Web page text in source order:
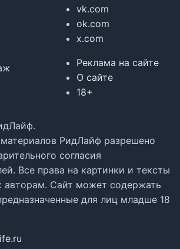
vk.com
ok.com
x.com
Реклама на сайте
О сайте
18+
РидЛайф разрешено
согласия
Все права на картинки и тексты
авторам. Сайт может содержать
для лиц младше 18